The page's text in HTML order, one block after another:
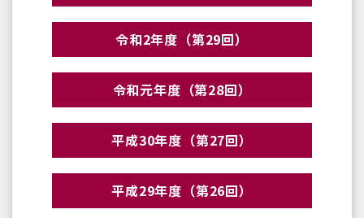
令和2年度（第29回）
令和元年度（第28回）
平成30年度（第27回）
平成29年度（第26回）